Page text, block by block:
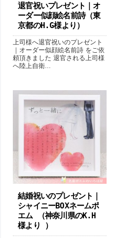
退官祝いプレゼント｜ オ
ーダー似顔絵名前詩（東
京都のH.G様より ）
上司様へ退官祝いのプレゼント
｜オーダー似顔絵名前詩 をご依
頼頂きました 退官される上司様
へ陸上自衛...
結婚祝いのプレゼント｜
シャイニーBOXネームポ
エム （神奈川県のK.H
様より ）